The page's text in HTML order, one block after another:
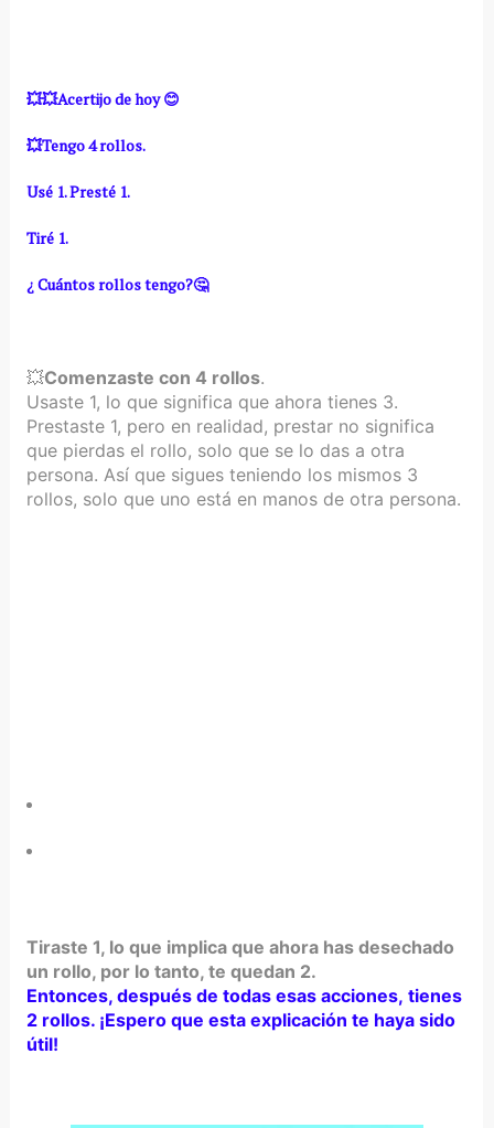
💥💥Acertijo de hoy 😊
💥Tengo 4 rollos.
Usé 1. Presté 1.
Tiré 1.
¿ Cuántos rollos tengo?🤔
💥Comenzaste con 4 rollos.
Usaste 1, lo que significa que ahora tienes 3.
Prestaste 1, pero en realidad, prestar no significa
que pierdas el rollo, solo que se lo das a otra
persona. Así que sigues teniendo los mismos 3
rollos, solo que uno está en manos de otra persona.
Tiraste 1, lo que implica que ahora has desechado
un rollo, por lo tanto, te quedan 2.
Entonces, después de todas esas acciones, tienes
2 rollos. ¡Espero que esta explicación te haya sido
útil!